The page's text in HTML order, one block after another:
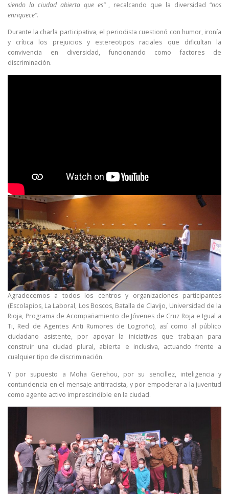
siendo la ciudad abierta que es”, recalcando que la diversidad “nos
enriquece”.
Durante la charla participativa, el periodista cuestionó con humor, ironía
y crítica los prejuicios y estereotipos raciales que dificultan la
convivencia en diversidad, funcionando como factores de
discriminación.
Agradecemos a todos los centros y organizaciones participantes
(Escolapios, La Laboral, Los Boscos, Batalla de Clavijo, Universidad de la
Rioja, Programa de Acompañamiento de Jóvenes de Cruz Roja e Igual a
Ti, Red de Agentes Anti Rumores de Logroño), así como al público
ciudadano asistente, por apoyar la iniciativas que trabajan para
construir una ciudad plural, abierta e inclusiva, actuando frente a
cualquier tipo de discriminación.
Y por supuesto a Moha Gerehou, por su sencillez, inteligencia y
contundencia en el mensaje antirracista, y por empoderar a la juventud
como agente activo imprescindible en la ciudad.